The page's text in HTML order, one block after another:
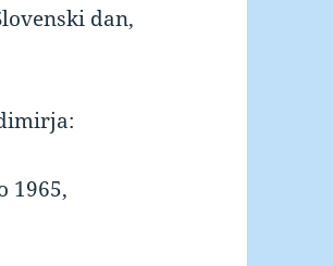
dan,
1965,